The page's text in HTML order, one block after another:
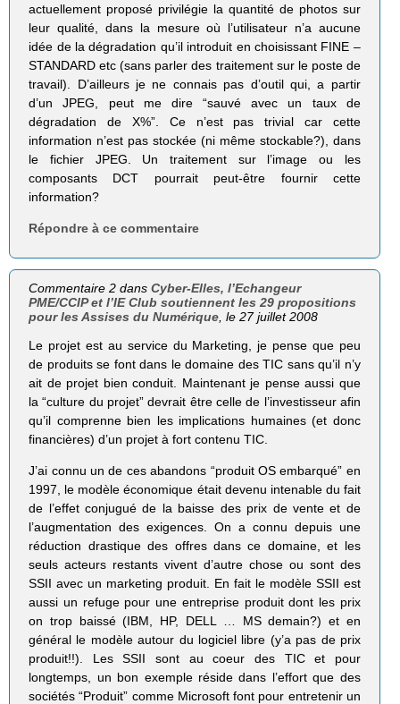
actuellement proposé privilégie la quantité de photos sur
leur qualité, dans la mesure où l’utilisateur n’a aucune
idée de la dégradation qu’il introduit en choisissant FINE –
STANDARD etc (sans parler des traitement sur le poste de
travail). D’ailleurs je ne connais pas d’outil qui, a partir
d’un JPEG, peut me dire “sauvé avec un taux de
dégradation de X%”. Ce n’est pas trivial car cette
information n’est pas stockée (ni même stockable?), dans
le fichier JPEG. Un traitement sur l’image ou les
composants DCT pourrait peut-être fournir cette
information?
Répondre à ce commentaire
Commentaire 2 dansCyber-Elles, l’Echangeur
PME/CCIP et l’IE Club soutiennent les 29 propositions
pour les Assises du Numérique , le 27 juillet 2008
Le projet est au service du Marketing, je pense que peu
de produits se font dans le domaine des TIC sans qu’il n’y
ait de projet bien conduit. Maintenant je pense aussi que
la “culture du projet” devrait être celle de l’investisseur afin
qu’il comprenne bien les implications humaines (et donc
financières) d’un projet à fort contenu TIC.
J’ai connu un de ces abandons “produit OS embarqué” en
1997, le modèle économique était devenu intenable du fait
de l’effet conjugué de la baisse des prix de vente et de
l’augmentation des exigences. On a connu depuis une
réduction drastique des offres dans ce domaine, et les
seuls acteurs restants vivent d’autre chose ou sont des
SSII avec un marketing produit. En fait le modèle SSII est
aussi un refuge pour une entreprise produit dont les prix
on trop baissé (IBM, HP, DELL … MS demain?) et en
général le modèle autour du logiciel libre (y’a pas de prix
produit!!). Les SSII sont au coeur des TIC et pour
longtemps, un bon exemple réside dans l’effort que des
sociétés “Produit” comme Microsoft font pour entretenir un